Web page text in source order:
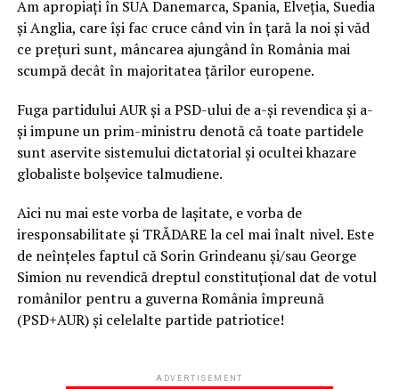
Am apropiați în SUA Danemarca, Spania, Elveția, Suedia
și Anglia, care își fac cruce când vin în țară la noi și văd
ce prețuri sunt, mâncarea ajungând în România mai
scumpă decât în majoritatea țărilor europene.
Fuga partidului AUR și a PSD-ului de a-și revendica și a-
și impune un prim-ministru denotă că toate partidele
sunt aservite sistemului dictatorial și ocultei khazare
globaliste bolșevice talmudiene.
Aici nu mai este vorba de lașitate, e vorba de
iresponsabilitate și TRĂDARE la cel mai înalt nivel. Este
de neînțeles faptul că Sorin Grindeanu și/sau George
Simion nu revendică dreptul constituțional dat de votul
românilor pentru a guverna România împreună
(PSD+AUR) și celelalte partide patriotice!
ADVERTISEMENT